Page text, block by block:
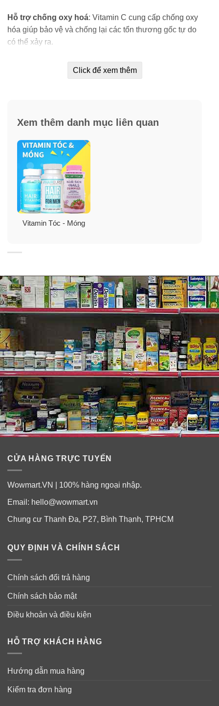
Hỗ trợ chống oxy hoá: Vitamin C cung cấp chống oxy
hóa giúp bảo vệ và chống lại các tổn thương gốc tự do
có thể xảy ra.
Swisse Ultiboost Hair Skin Nails được xây dựng trên cơ
sở khoa học nghiên cứu, thử nghiệm và chi ra viên
Công dụng viên uống đẹp da mọc tóc của
Úc Swisse Ultiboost Hair Skin Nails
Tăng độ đàn hồi và tái tạo da.
căng mịn, sáng màu.
Se nhỏ lỗ chân lông cho da thở đều và cân bằng dộ
ẩm cho da.
bóng mượt, không còn khô rối, gãy rụng và hư tổn
Giúp móng dày hơn, khoẻ hơn, hạn chế gãy móng,
Click để xem thêm
Xem thêm danh mục liên quan
Vitamin Tóc - Móng
CỬA HÀNG TRỰC TUYẾN
Wowmart.VN | 100% hàng ngoại nhập.
Email: hello@wowmart.vn
Chung cư Thanh Đa, P27, Bình Thạnh, TPHCM
QUY ĐỊNH VÀ CHÍNH SÁCH
Chính sách đổi trả hàng
Chính sách bảo mật
Điều khoản và điều kiện
HỖ TRỢ KHÁCH HÀNG
Hướng dẫn mua hàng
Kiểm tra đơn hàng